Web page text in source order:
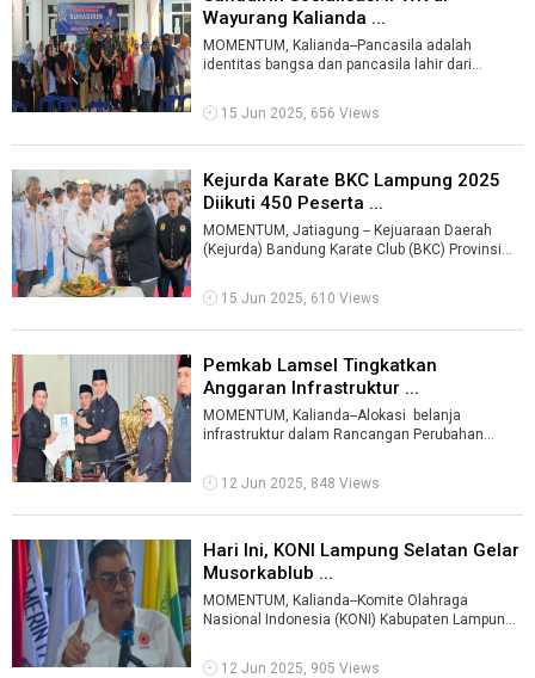
Wayurang Kalianda ...
MOMENTUM, Kalianda--Pancasila adalah
identitas bangsa dan pancasila lahir dari
15 Jun 2025, 656 Views
Kejurda Karate BKC Lampung 2025
Diikuti 450 Peserta ...
MOMENTUM, Jatiagung -- Kejuaraan Daerah
(Kejurda) Bandung Karate Club (BKC) Provinsi
15 Jun 2025, 610 Views
Pemkab Lamsel Tingkatkan
Anggaran Infrastruktur ...
MOMENTUM, Kalianda--Alokasi belanja
infrastruktur dalam Rancangan Perubahan
12 Jun 2025, 848 Views
Hari Ini, KONI Lampung Selatan Gelar
Musorkablub ...
MOMENTUM, Kalianda--Komite Olahraga
Nasional Indonesia (KONI) Kabupaten Lampung
Olahrag ...
12 Jun 2025, 905 Views